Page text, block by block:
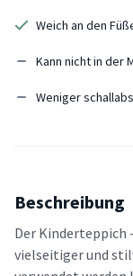
Weich an den
Kann nicht in der
Weniger
Beschreibung
Der Kinderteppich
vielseitiger und